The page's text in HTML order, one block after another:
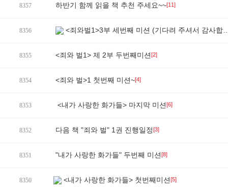
8357 하반기 함께 읽을 책 추천 주세요~~[11]
8356 <죄와벌1>3부 세번째 미션 (기다려 주셔서 감사합니다!!)
8355 <죄와 벌1> 제 2부 두번째미션[2]
8354 <죄와 벌>1 첫번째 미션~[4]
8353 <내가 사랑한 화가들> 마지막 미션[6]
8352 다음 책 "죄와 벌" 1권 진행일정[3]
8351 "내가 사랑한 화가들" 두번째 미션[8]
8350 <내가 사랑한 화가들> 첫번째미션[5]